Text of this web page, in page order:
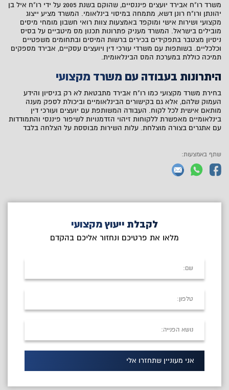
משרד רו"ח אבירד יועצים פיננסיים, שהוקם בשנת 2005 על ידי רו"ח איל בן
יהונתן ורו"ח רונן דשא, מתמחה במיסוי בינלאומי. המשרד מציע ייצוג
מקצועי ושירות אישי ומוקפד באמצעות צוות רואי חשבון מומחי מיסים
מובילים בישראל. המשרד מעניק פתרונות תכנון מס מיטביים על בסיס
ניסיון מצטבר בתפקידים בכירים ברשות המיסים ובתחומים משפטיים
וכלכליים. בשותפות עם משרדי עורכי דין ויועצים עסקיים, אבירד מספקים
תמיכה כוללת במערכת המס הבינלאומית.
היתרונות בעבודה עם משרד מקצועי
בחירת משרד מקצועי כמו רו"ח אבירד מתבטאת לא רק בניסיון והידע
העמוק שלהם, אלא גם בקישורים הבינלאומיים וביכולת לספק מענה
מותאם אישית לכל לקוח. העבודה המשותפת עם יועצים ועורכי דין
בינלאומיים מאפשרת ללקוחות זיהוי הזדמנויות לשיפור פיננסי והתמודדות
עם אתגרים בצורה מוצלחת. עלות השירות מבוססת על הצלחה בלבד
שתף באמצעות:
לקבלת ייעוץ מקצועי
מלאו את פרטיכם ונחזור אליכם בהקדם
אני מעוניין שתחזרו אלי